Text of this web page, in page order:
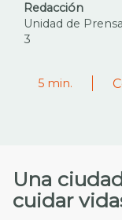
Redacción
Unidad de Prensa
3
5 min.
Una
cuidar